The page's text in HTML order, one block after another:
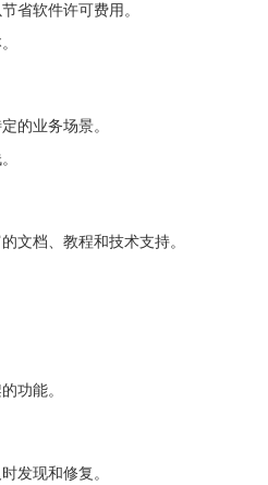
省软件许可费用。
的业务场景。
文档、教程和技术支持。
功能。
发现和修复。